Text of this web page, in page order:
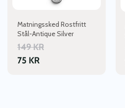
Matningssked Rostfritt
Stål-Antique Silver
149KR
75 KR